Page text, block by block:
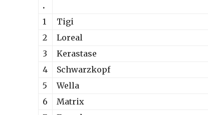
.
1 Tigi
2
Loreal
3
Kerastase
4
Schwarzkopf
5
Wella
6
Matrix